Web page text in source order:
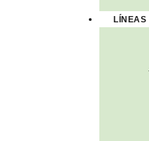
LÍNEAS